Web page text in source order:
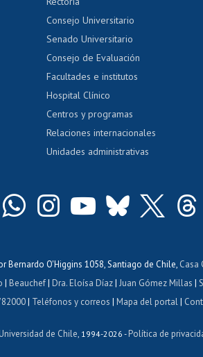
Evaluación docente
Calificación académica
Postulación al AUCAI
Tarjeta TUI
Consejo Universitario
Senado Universitario
Consejo de Evaluación
Facultades e institutos
Hospital Clínico
Centros y programas
Relaciones internacionales
Unidades administrativas
Bernardo O'Higgins 1058, Santiago de Chile, Casa
| Beauchef| Dra. Eloísa Díaz| Juan Gómez Millas |
| Teléfonos y correos |Mapa del portal|
de Chile , 1994-2026 -Política de